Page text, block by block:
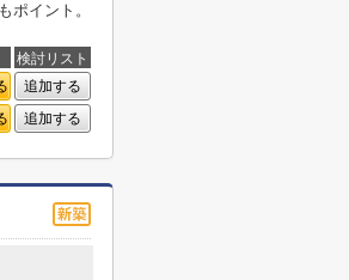
ポイント。
検討リスト
追加する
追加する